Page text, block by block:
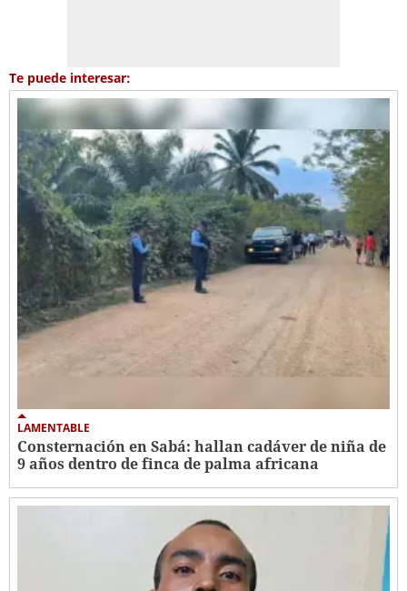
Te puede interesar:
LAMENTABLE
Consternación en Sabá: hallan cadáver de niña de
9 años dentro de finca de palma africana